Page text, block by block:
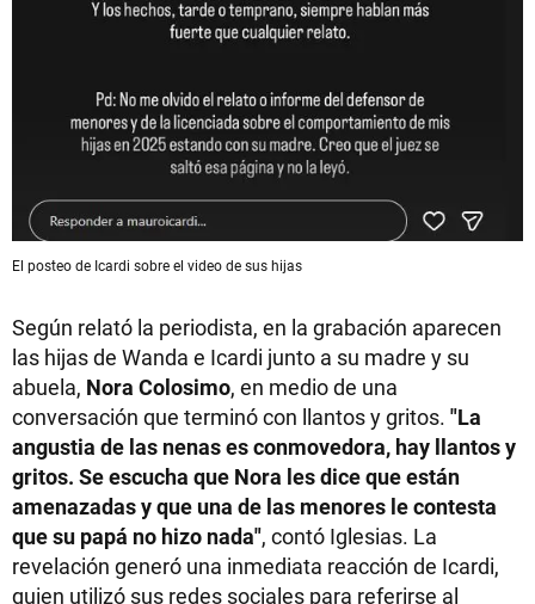
El posteo de Icardi sobre el video de sus hijas
Según relató la periodista, en la grabación aparecen
las hijas de Wanda e Icardi junto a su madre y su
abuela, Nora Colosimo, en medio de una
conversación que terminó con llantos y gritos. "La
angustia de las nenas es conmovedora, hay llantos y
gritos. Se escucha que Nora les dice que están
amenazadas y que una de las menores le contesta
que su papá no hizo nada", contó Iglesias. La
revelación generó una inmediata reacción de Icardi,
quien utilizó sus redes sociales para referirse al